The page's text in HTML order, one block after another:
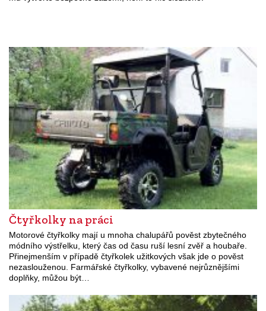
Čtyřkolky na práci
Motorové čtyřkolky mají u mnoha chalupářů pověst zbytečného
módního výstřelku, který čas od času ruší lesní zvěř a houbaře.
Přinejmenším v případě čtyřkolek užitkových však jde o pověst
nezaslouženou. Farmářské čtyřkolky, vybavené nejrůznějšími
doplňky, můžou být…